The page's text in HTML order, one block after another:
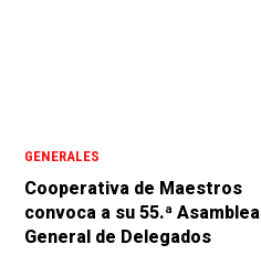
GENERALES
Cooperativa de Maestros
convoca a su 55.ª Asamblea
General de Delegados